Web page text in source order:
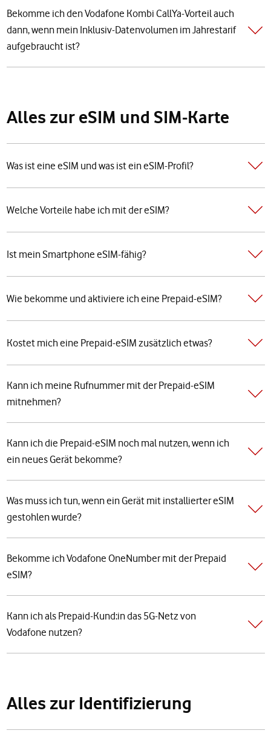
Bekomme ich den Vodafone Kombi CallYa-Vorteil auch
dann, wenn mein Inklusiv-Datenvolumen im Jahrestarif
aufgebraucht ist?
Alles zur eSIM und SIM-Karte
Was ist eine eSIM und was ist ein eSIM-Profil?
Welche Vorteile habe ich mit der eSIM?
Ist mein Smartphone eSIM-fähig?
Wie bekomme und aktiviere ich eine Prepaid-eSIM?
Kostet mich eine Prepaid-eSIM zusätzlich etwas?
Kann ich meine Rufnummer mit der Prepaid-eSIM
mitnehmen?
Kann ich die Prepaid-eSIM noch mal nutzen, wenn ich
ein neues Gerät bekomme?
Was muss ich tun, wenn ein Gerät mit installierter eSIM
gestohlen wurde?
Bekomme ich Vodafone OneNumber mit der Prepaid
eSIM?
Kann ich als Prepaid-Kund:in das 5G-Netz von
Vodafone nutzen?
Alles zur Identifizierung